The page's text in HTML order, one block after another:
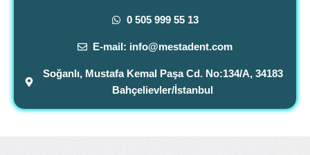
0 505 999 55 13
E-mail: info@mestadent.com
Soğanlı, Mustafa Kemal Paşa Cd. No:134/A, 34183
Bahçelievler/İstanbul